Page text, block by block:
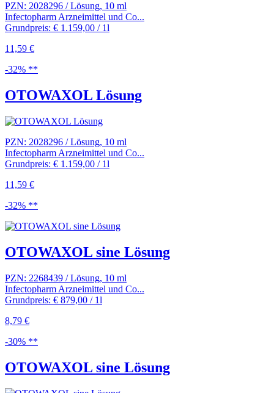
PZN: 2028296 / Lösung, 10 ml
Infectopharm Arzneimittel und Co...
Grundpreis: € 1.159,00 / 1l
11,59 €
-32% **
OTOWAXOL Lösung
PZN: 2028296 / Lösung, 10 ml
Infectopharm Arzneimittel und Co...
Grundpreis: € 1.159,00 / 1l
11,59 €
-32% **
OTOWAXOL sine Lösung
PZN: 2268439 / Lösung, 10 ml
Infectopharm Arzneimittel und Co...
Grundpreis: € 879,00 / 1l
8,79 €
-30% **
OTOWAXOL sine Lösung